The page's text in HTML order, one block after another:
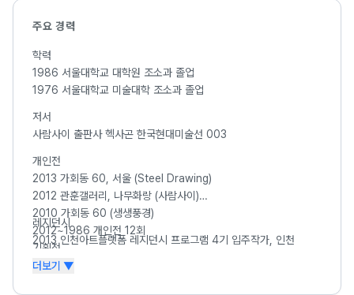
주요 경력
학력
1986 서울대학교 대학원 조소과 졸업
1976 서울대학교 미술대학 조소과 졸업
저서
사람사이 출판사 헥사곤 한국현대미술선 003
개인전
2013 가회동 60, 서울 (Steel Drawing)
2012 관훈갤러리, 나무화랑 (사람사이)
2010 가회동 60 (생생풍경)
2012~1986 개인전 12회
기획전
2013 탄생, 미술여행 (양평군립미술관)
레지던시
2013 인천아트플랫폼 레지던시 프로그램 4기 입주작가, 인천
더보기 ▼